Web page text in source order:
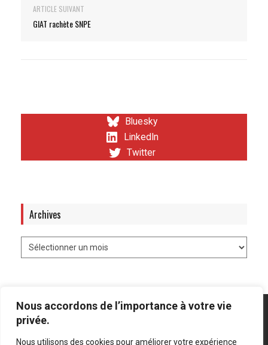
Nous accordons de l’importance à votre vie
privée.
Nous utilisons des cookies pour améliorer votre expérience
ARTICLE SUIVANT
GIAT rachète SNPE
Bluesky
LinkedIn
Twitter
Archives